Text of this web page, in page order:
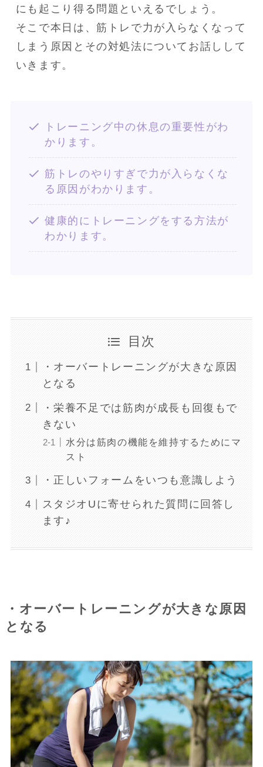
にも起こり得る問題といえるでしょう。
そこで本日は、筋トレで力が入らなくなって
しまう原因とその対処法についてお話しして
いきます。
トレーニング中の休息の重要性がわ
かります。
筋トレのやりすぎで力が入らなくな
る原因がわかります。
健康的にトレーニングをする方法が
わかります。
目次
・オーバートレーニングが大きな原因
となる
・栄養不足では筋肉が成長も回復もで
きない
水分は筋肉の機能を維持するためにマ
スト
・正しいフォームをいつも意識しよう
スタジオUに寄せられた質問に回答し
ます♪
・オーバートレーニングが大きな原因
となる